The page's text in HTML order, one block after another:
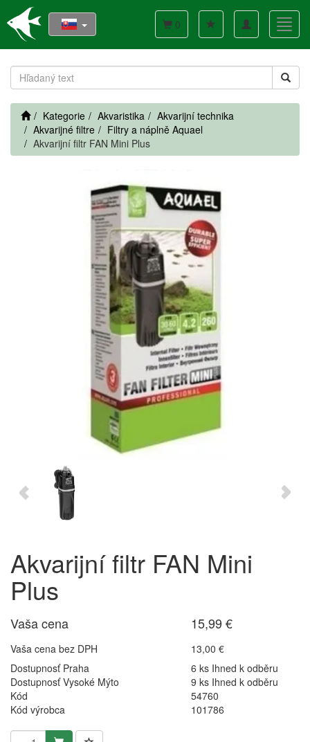
Toggle
navigation
0
Kategorie Akvaristika
Akvarijní technika
Akvarijné filtre
Filtry a náplně Aquael
Akvarijní filtr FAN Mini Plus
Akvarijní filtr FAN Mini
Plus
Vaša cena 15,99 €
Vaša cena bez DPH
13,00 €
Dostupnosť Praha
6 ks Ihned k odběru
Dostupnosť Vysoké Mýto
9 ks Ihned k odběru
Kód
54760
Kód výrobca
101786